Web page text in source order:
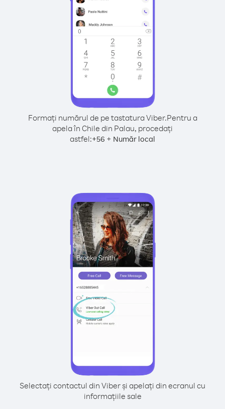
Formați numărul de pe tastatura Viber.Pentru a
apela în Chile din Palau, procedați
astfel:+56 + Număr local
Selectați contactul din Viber și apelați din ecranul cu
informațiile sale